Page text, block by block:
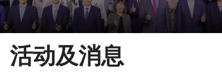
主页
关于LSCM
活动及消息